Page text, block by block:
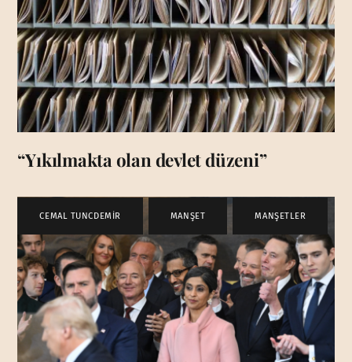
“Yıkılmakta olan devlet düzeni”
CEMAL TUNCDEMİR MANŞET MANŞETLER